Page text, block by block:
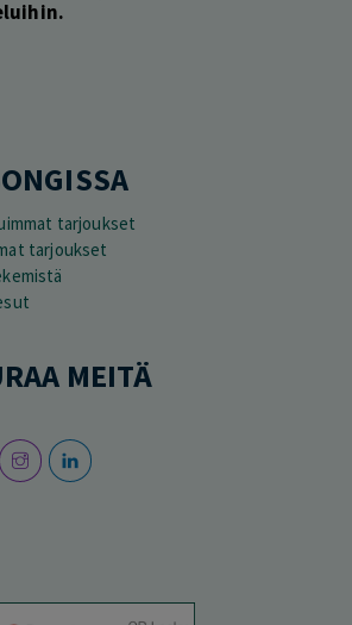
tarjoukset
tarjoukset
MEITÄ